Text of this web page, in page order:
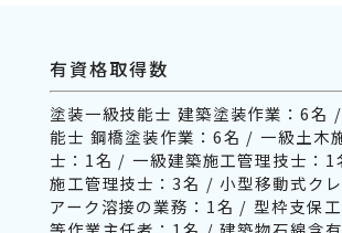
有資格取得数
塗装一級技能士 建築塗装作業：6名
能士 鋼橋塗装作業：6名 / 一級土木
士：1名 / 一級建築施工管理技士：
施工管理技士：3名 / 小型移動式ク
アーク溶接の業務：1名 / 型枠支保